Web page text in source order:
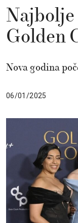
Golden
Nova godina
06/01/2025